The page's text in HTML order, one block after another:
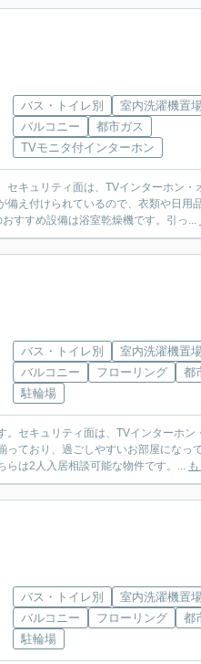
バス・トイレ別 室内洗濯機置
バルコニー
都市ガス
TVモニタ付インターホン
キュリティ面は、TVインターホン・
え付けられているので、衣類や日用
すすめ設備は浴室乾燥機です。引っ...
バス・トイレ別
室内洗濯機置
バルコニー
フローリング
都
駐輪場
セキュリティ面は、TVインターホン
ており、過ごしやすいお部屋になっ
らは2人入居相談可能な物件です。...
バス・トイレ別
室内洗濯機置
バルコニー
フローリング
都
駐輪場